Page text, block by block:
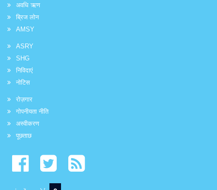
अवधि ऋण
ब्रिज लोन
AMSY
ASRY
SHG
निविदाएं
नोटिस
रोज़गार
गोपनीयता नीति
अस्वीकरण
पूछताछ